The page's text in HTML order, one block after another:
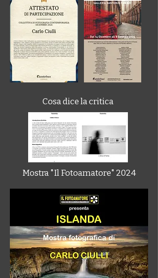
Cosa dice la critica
Mostra "Il Fotoamatore" 2024